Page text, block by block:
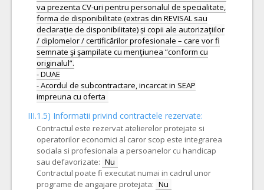
va prezenta CV-uri pentru personalul de specialitate,
forma de disponibilitate (extras din REVISAL sau
declarație de disponibilitate) și copii ale autorizaţiilor
/ diplomelor / certificărilor profesionale – care vor fi
semnate şi şampilate cu menţiunea “conform cu
originalul”.
- DUAE
- Acordul de subcontractare, incarcat in SEAP
III.1.5) Informatii privind contractele rezervate:
Contractul este rezervat atelierelor protejate si
operatorilor economici al caror scop este integrarea
sociala si profesionala a persoanelor cu handicap
sau defavorizate: Nu
Contractul poate fi executat numai in cadrul unor
programe de angajare protejata: Nu